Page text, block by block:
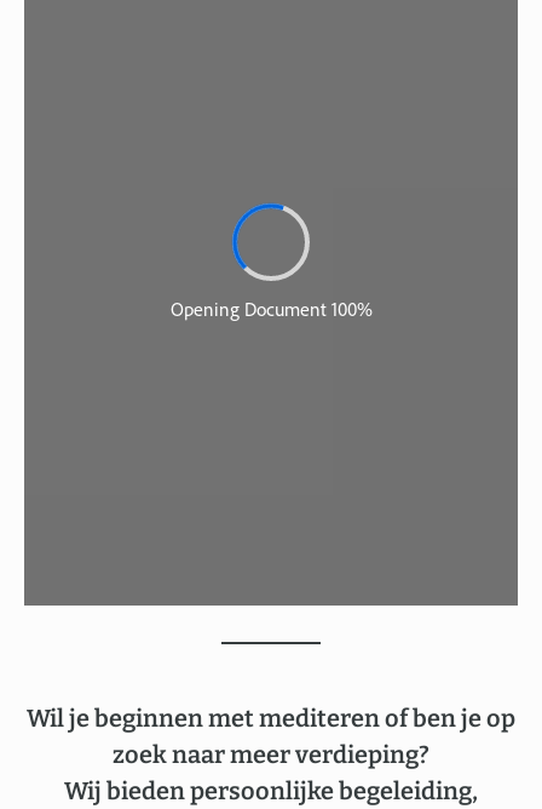
Wil je beginnen met mediteren of ben je op
zoek naar meer verdieping?
Wij bieden persoonlijke begeleiding,